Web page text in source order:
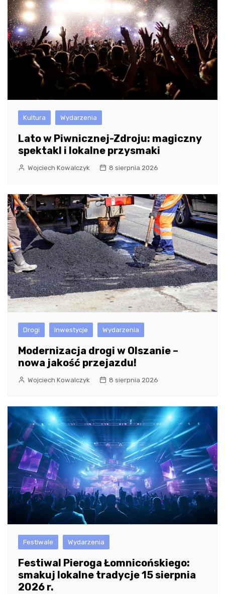
Kultura Wydarzenia
Lato w Piwnicznej-Zdroju: magiczny
spektakl i lokalne przysmaki
Wojciech Kowalczyk 8 sierpnia 2026
Drogi Inwestycje Wydarzenia
Modernizacja drogi w Olszanie –
nowa jakość przejazdu!
Wojciech Kowalczyk 8 sierpnia 2026
Festiwale Wydarzenia
Festiwal Pieroga Łomnicońskiego:
smakuj lokalne tradycje 15 sierpnia
2026 r.